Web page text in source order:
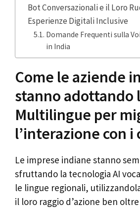
Bot Conversazionali e il Loro
Esperienze Digitali Inclusive
Domande Frequenti sulla
in India
Come le aziende
stanno adottando
Multilingue per
l’interazione con
Le imprese indiane stanno
sfruttando la tecnologia AI
le lingue regionali,
il loro raggio d’azione ben